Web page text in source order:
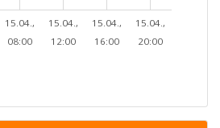
15.04.,
08:00
15.04.,
12:00
15.04.,
16:00
15.04.,
20:00